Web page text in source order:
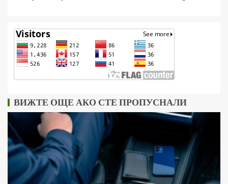
ВИЖТЕ ОЩЕ АКО СТЕ ПРОПУСНАЛИ